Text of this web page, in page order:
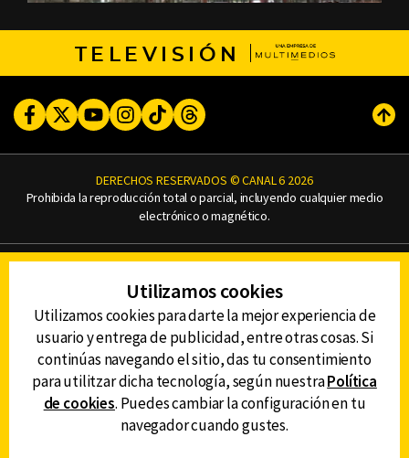
TELEVISIÓN
FacebookTwitterYoutubeInstagram
TikTokThreads
DERECHOS RESERVADOS © CANAL 6 2026
Prohibida la reproducción total o parcial, incluyendo cualquier medio
electrónico o magnético.
AVISO DE PRIVACIDAD
DEFENSORÍA DE LAS AUDIENCIAS
DESCARGA LA APP DE CANAL 6
Utilizamos cookies
Utilizamos cookies para darte la mejor experiencia de
usuario y entrega de publicidad, entre otras cosas. Si
continúas navegando el sitio, das tu consentimiento
para utilitzar dicha tecnología, según nuestraPolítica
de cookies. Puedes cambiar la configuración en tu
navegador cuando gustes.